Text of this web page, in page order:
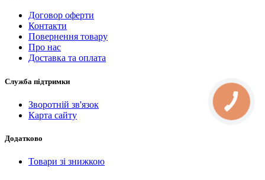
Договор оферти
Контакти
Повернення товару
Про нас
Доставка та оплата
Служба підтримки
Зворотній зв'язок
Карта сайту
Додатково
Товари зі знижкою
КНОПКА
СВЯЗИ